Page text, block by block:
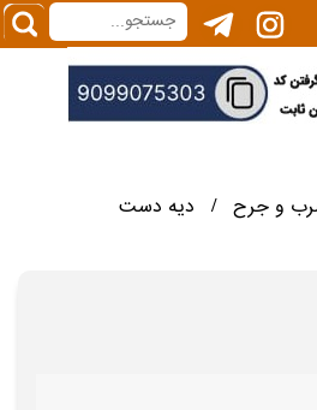
و جرح / دیه دست